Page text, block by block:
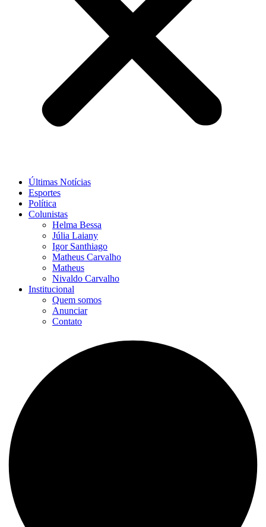
Últimas Notícias
Esportes
Política
Colunistas
Helma Bessa
Júlia Laiany
Igor Santhiago
Matheus Carvalho
Matheus
Nivaldo Carvalho
Institucional
Quem somos
Anunciar
Contato